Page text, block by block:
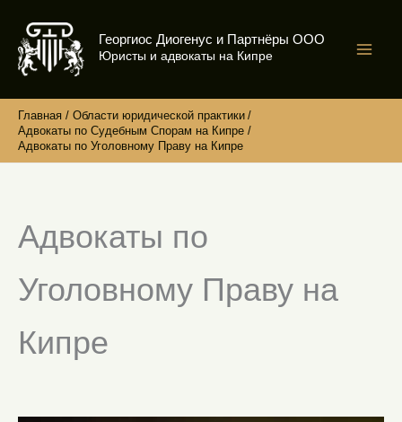
содержимому
Георгиос Диогенус и Партнёры ООО
Юристы и адвокаты на Кипре
Главная
Области юридической практики
Адвокаты по Судебным Спорам на Кипре
Адвокаты по Уголовному Праву на Кипре
Адвокаты по
Уголовному Праву на
Кипре